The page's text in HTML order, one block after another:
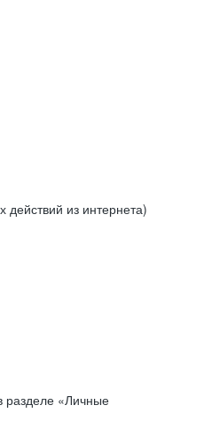
из интернета)
разделе «Личные